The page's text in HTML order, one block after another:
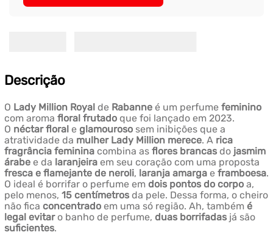
Descrição
O Lady Million Royalde Rabanneé um perfume feminino
com aroma floral frutadoque foi lançado em 2023.
O néctar floral e glamourososem inibições que a
atratividade da mulher Lady Million merece. Arica
fragrância femininacombina as flores brancasdojasmim
árabee da laranjeiraem seu coração com uma proposta
fresca e flamejante de neroli, laranja amargae framboesa.
O ideal é borrifar o perfume em dois pontos do corpoa,
pelo menos, 15 centímetrosda pele. Dessa forma, o cheiro
não fica concentrado em uma só região. Ah, também é
legal evitaro banho de perfume, duas borrifadasjá são
suficientes.